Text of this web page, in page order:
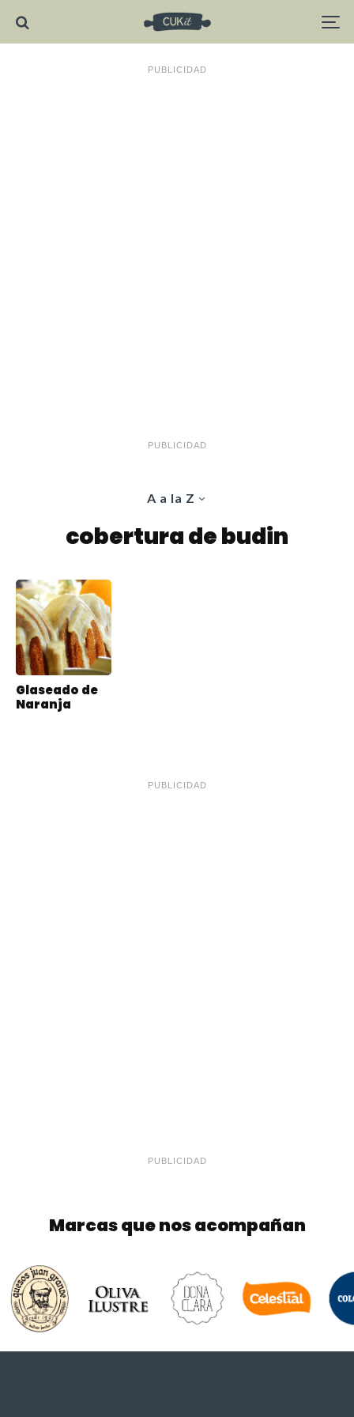
PUBLICIDAD
PUBLICIDAD
A a la Z
cobertura de budin
Glaseado de
Naranja
PUBLICIDAD
PUBLICIDAD
Marcas que nos acompañan